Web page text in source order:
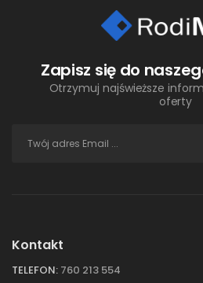
Zapisz się do
Otrzymuj najświeższe
oferty
Kontakt
TELEFON: 760 213 554